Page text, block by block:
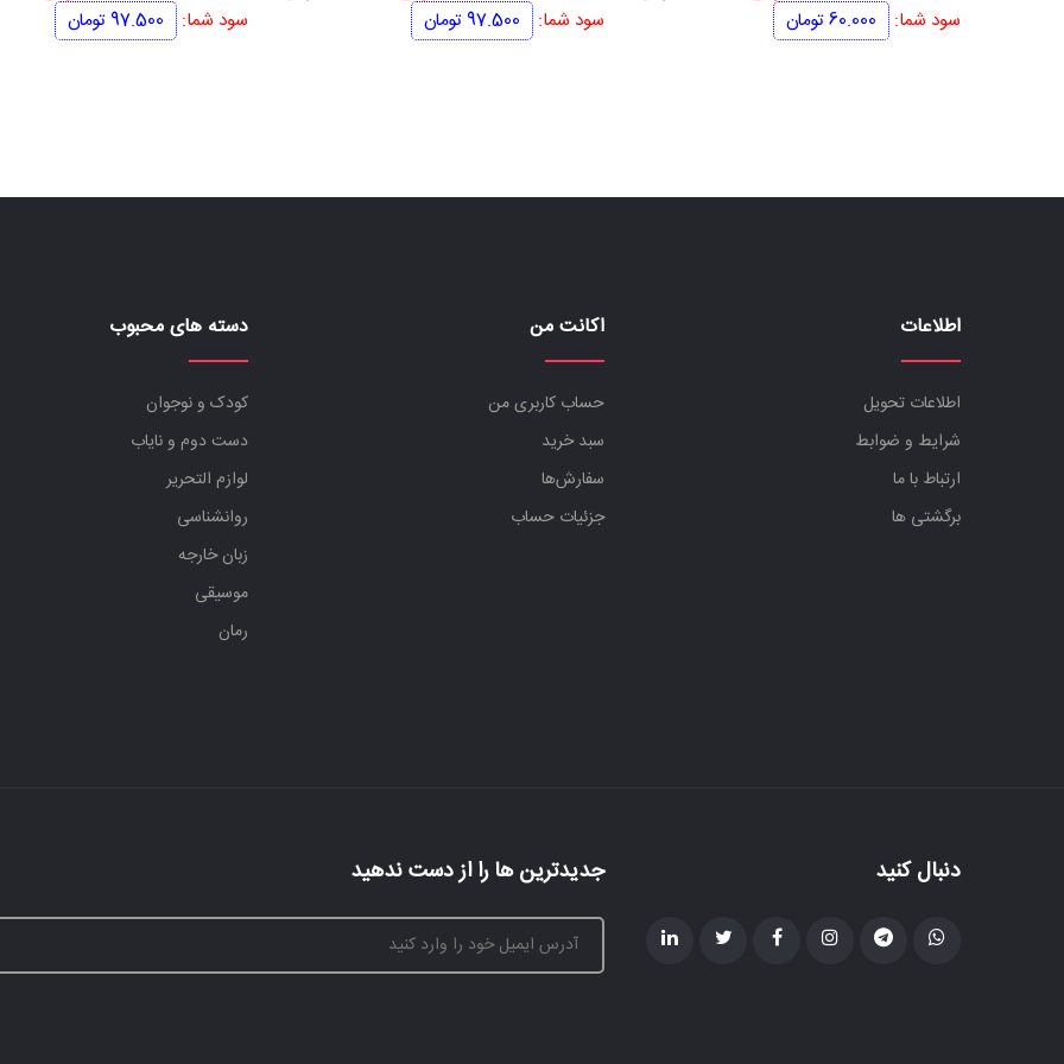
سود شما: 60.000تومان سود شما: 97.500 تومان سود شما: 97.500 تومان
اطلاعات
اطلاعات تحویل
شرایط و ضوابط
ارتباط با ما
برگشتی ها
اکانت من
حساب کاربری من
سبد خرید
سفارش‌ها
جزئیات حساب
دسته های محبوب
کودک و نوجوان
دست دوم و نایاب
لوازم التحریر
روانشناسی
زبان خارجه
موسیقی
رمان
دنبال کنید جدیدترین ها را از دست ندهید